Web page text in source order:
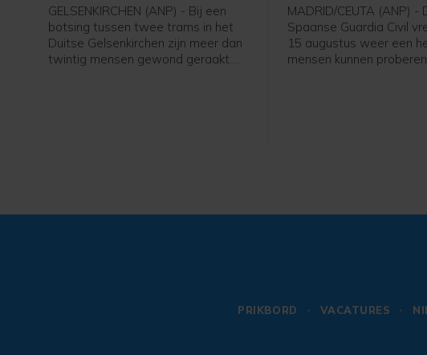
GELSENKIRCHEN (ANP) - Bij een
botsing tussen twee trams in het
Duitse Gelsenkirchen zijn meer dan
twintig mensen gewond geraakt.
MADRID/CEUTA (ANP) -
Spaanse Guardia Civil
15 augustus weer een
mensen kunnen
beklemtoonde een bron
PRIKBORD VACATURES